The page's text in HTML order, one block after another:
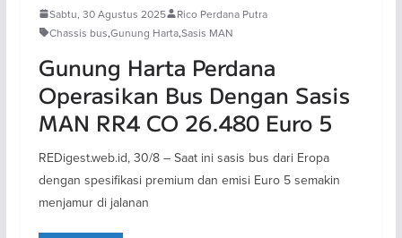
Sabtu, 30 Agustus 2025
Rico Perdana Putra
Chassis bus,Gunung Harta,Sasis MAN
Gunung Harta Perdana
Operasikan Bus Dengan Sasis
MAN RR4 CO 26.480 Euro 5
REDigest.web.id, 30/8 – Saat ini sasis bus dari Eropa
dengan spesifikasi premium dan emisi Euro 5 semakin
menjamur di jalanan